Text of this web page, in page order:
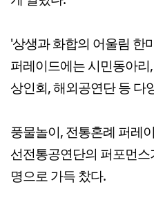
'상생과 화합의 어울림 한
퍼레이드에는 시민동아
상인회, 해외공연단 등 다
풍물놀이, 전통혼례 퍼레
선전통공연단의 퍼포먼
명으로 가득 찼다.